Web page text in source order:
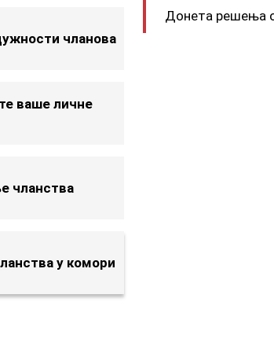
чланова
ваше личне
чланства
у комори
Донета решења